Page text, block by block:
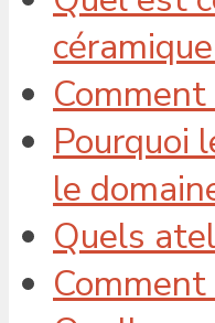
Pourquoi
le
Quels